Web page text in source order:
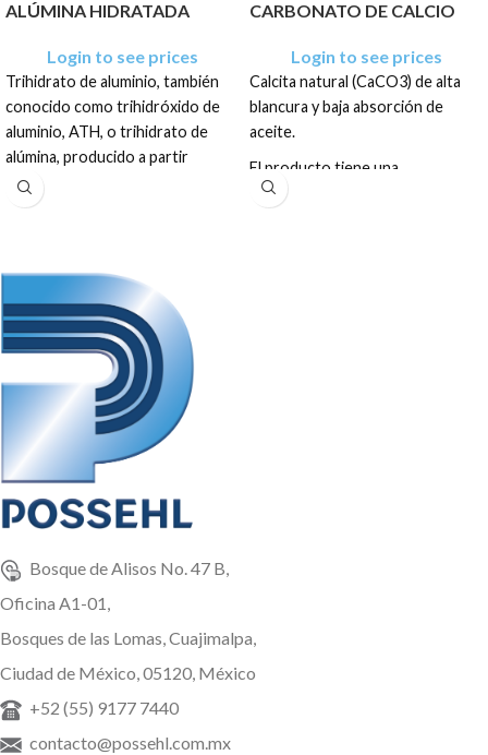
ALÚMINA HIDRATADA
Login to see prices
Trihidrato de aluminio, también
conocido como trihidróxido de
aluminio, ATH, o trihidrato de
alúmina, producido a partir
mineral de bauxita. Este mineral
natural se refina para obtener un
presentación como polvo blanco
fino de alta pureza en sacos de:
12.5Kg, 20Kg, 25Kg, 40Kg, Big
Bag 1TM y granel.
CARBONATO DE CALCIO
Login to see prices
Calcita natural (CaCO3) de alta
blancura y baja absorción de
aceite.
El producto tiene una
presentación en sacos de: 25 Kg,
Bosque de Alisos No. 47 B,
Oficina A1-01,
Bosques de las Lomas, Cuajimalpa,
Ciudad de México, 05120, México
+52 (55) 9177 7440
contacto@possehl.com.mx